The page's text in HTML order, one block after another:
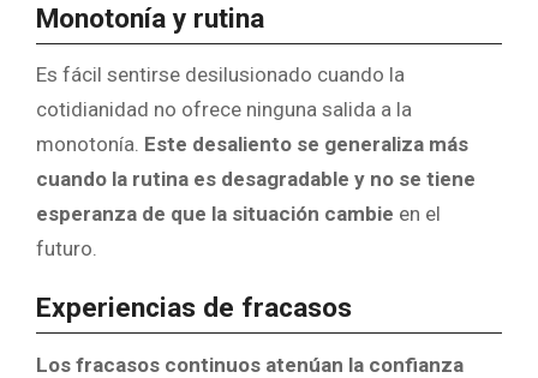
Monotonía y rutina
Es fácil sentirse desilusionado cuando la
cotidianidad no ofrece ninguna salida a la
monotonía. Este desaliento se generaliza más
cuando la rutina es desagradable y no se tiene
esperanza de que la situación cambie en el
futuro.
Experiencias de fracasos
Los fracasos continuos atenúan la confianza